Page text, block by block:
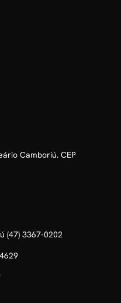
Camboriú. CEP
(47) 3367-0202